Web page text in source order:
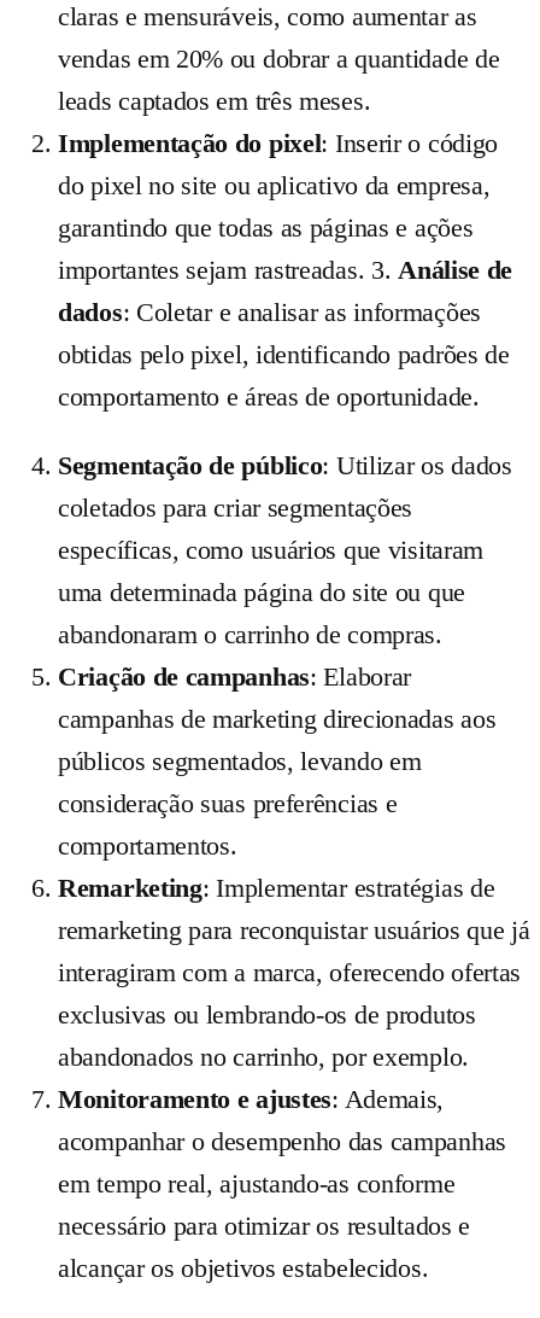
claras e mensuráveis, como aumentar as
vendas em 20% ou dobrar a quantidade de
leads captados em três meses.
Implementação do pixel: Inserir o código
do pixel no site ou aplicativo da empresa,
garantindo que todas as páginas e ações
importantes sejam rastreadas. 3.Análise de
dados: Coletar e analisar as informações
obtidas pelo pixel, identificando padrões de
comportamento e áreas de oportunidade.
Segmentação de público: Utilizar os dados
coletados para criar segmentações
específicas, como usuários que visitaram
uma determinada página do site ou que
abandonaram o carrinho de compras.
Criação de campanhas: Elaborar
campanhas de marketing direcionadas aos
públicos segmentados, levando em
consideração suas preferências e
comportamentos.
Remarketing: Implementar estratégias de
remarketing para reconquistar usuários que já
interagiram com a marca, oferecendo ofertas
exclusivas ou lembrando-os de produtos
abandonados no carrinho, por exemplo.
Monitoramento e ajustes: Ademais,
acompanhar o desempenho das campanhas
em tempo real, ajustando-as conforme
necessário para otimizar os resultados e
alcançar os objetivos estabelecidos.